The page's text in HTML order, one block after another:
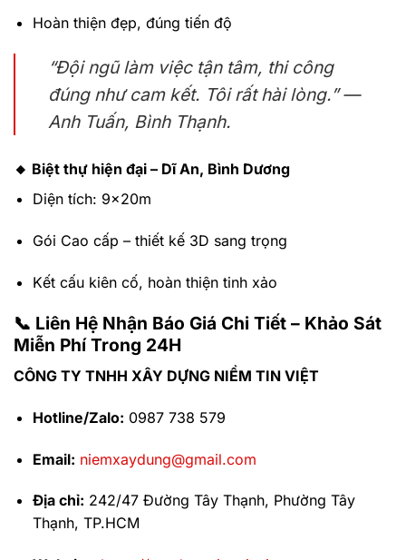
Hoàn thiện đẹp, đúng tiến độ
“Đội ngũ làm việc tận tâm, thi công
đúng như cam kết. Tôi rất hài lòng.” —
Anh Tuấn, Bình Thạnh.
🔸 Biệt thự hiện đại – Dĩ An, Bình Dương
Diện tích: 9x20m
Gói Cao cấp – thiết kế 3D sang trọng
Kết cấu kiên cố, hoàn thiện tinh xảo
📞 Liên Hệ Nhận Báo Giá Chi Tiết – Khảo Sát
Miễn Phí Trong 24H
CÔNG TY TNHH XÂY DỰNG NIỀM TIN VIỆT
Hotline/Zalo: 0987 738 579
Email: niemxaydung@gmail.com
Địa chỉ: 242/47 Đường Tây Thạnh, Phường Tây
Thạnh, TP.HCM